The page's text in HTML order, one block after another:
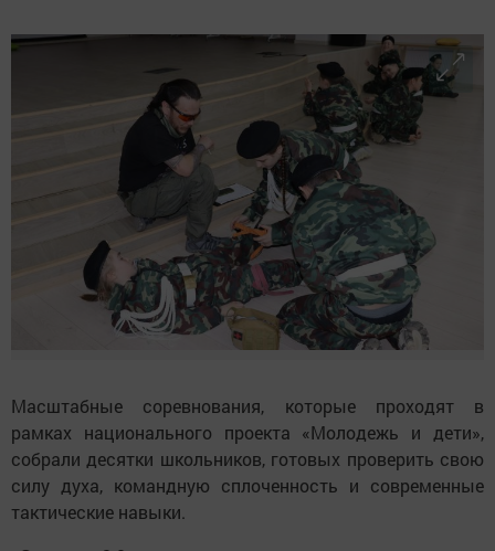
Масштабные соревнования, которые проходят в
рамках национального проекта «Молодежь и дети»,
собрали десятки школьников, готовых проверить свою
силу духа, командную сплоченность и современные
тактические навыки.